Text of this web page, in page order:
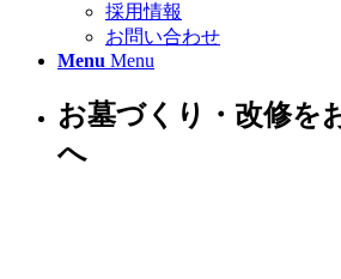
採用情報
お問い合わせ
Menu Menu
お墓づくり・改修を
へ